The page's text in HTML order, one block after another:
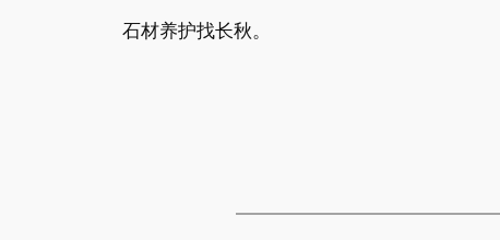
石材养护找长秋。